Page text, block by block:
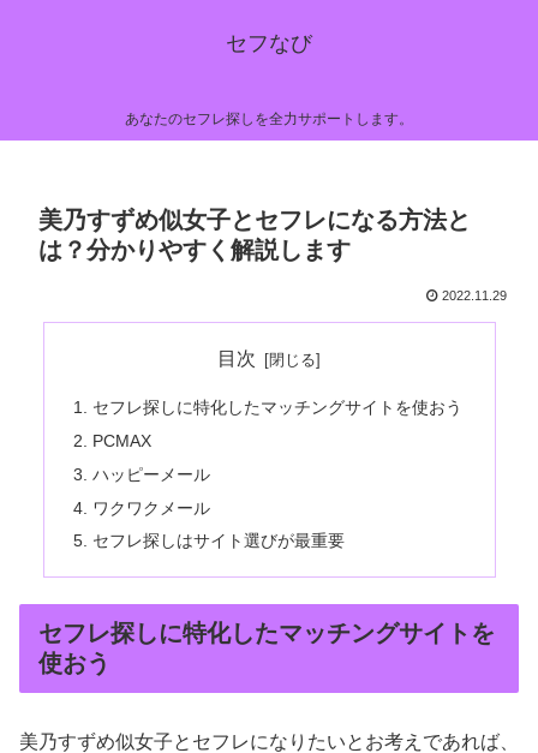
セフなび
あなたのセフレ探しを全力サポートします。
美乃すずめ似女子とセフレになる方法と
は？分かりやすく解説します
2022.11.29
目次
セフレ探しに特化したマッチングサイトを使おう
PCMAX
ハッピーメール
ワクワクメール
セフレ探しはサイト選びが最重要
セフレ探しに特化したマッチングサイトを
使おう
美乃すずめ似女子とセフレになりたいとお考えであれば、